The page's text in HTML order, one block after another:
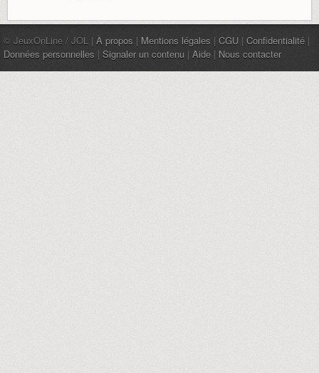
© JeuxOnLine / JOL | À propos | Mentions légales | CGU | Confidentialité |
Données personnelles | Signaler un contenu | Aide | Nous contacter